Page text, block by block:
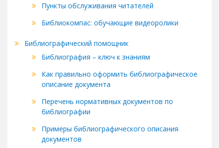
Пункты обслуживания читателей
Библиокомпас: обучающие видеоролики
Библиографический помощник
Библиография – ключ к знаниям
Как правильно оформить библиографическое
описание документа
Перечень нормативных документов по
библиографии
Примеры библиографического описания
документов